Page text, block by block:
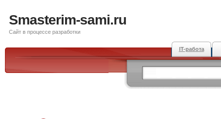
Smasterim-sami.ru
Сайт в процессе разработки
IT-работа